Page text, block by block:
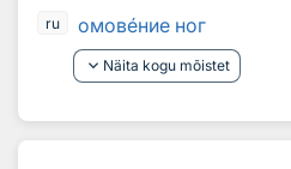
ru омовение ног
keyboard_arrow_down Näita kogu mõistet